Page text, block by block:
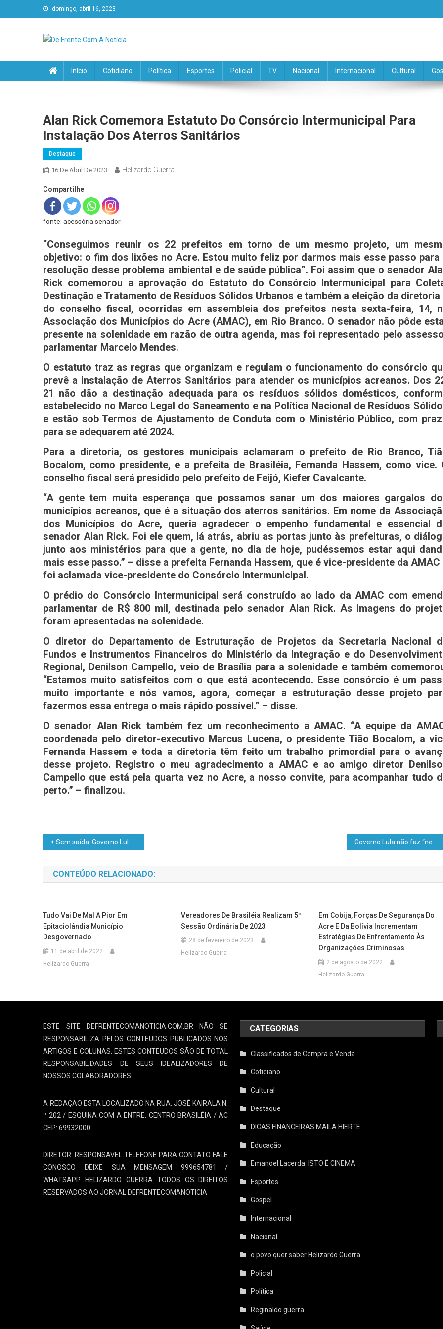
domingo, abril 16, 2023
De Frente Com A Notícia
Início Cotidiano Política Esportes Policial TV Nacional Internacional Cultural
Alan Rick Comemora Estatuto Do Consórcio Intermunicipal Para
Instalação Dos Aterros Sanitários
Destaque
16 De Abril De 2023 Helizardo Guerra
Compartilhe
fonte: acessória senador
“Conseguimos reunir os 22 prefeitos em torno de um mesmo projeto, um
objetivo: o fim dos lixões no Acre. Estou muito feliz por darmos mais esse passo para
resolução desse problema ambiental e de saúde pública”. Foi assim que o senador
Rick comemorou a aprovação do Estatuto do Consórcio Intermunicipal para
Destinação e Tratamento de Resíduos Sólidos Urbanos e também a eleição da diretoria
do conselho fiscal, ocorridas em assembleia dos prefeitos nesta sexta-feira, 14,
Associação dos Municípios do Acre (AMAC), em Rio Branco. O senador não pôde
presente na solenidade em razão de outra agenda, mas foi representado pelo
parlamentar Marcelo Mendes.
O estatuto traz as regras que organizam e regulam o funcionamento do consórcio
prevê a instalação de Aterros Sanitários para atender os municípios acreanos. Dos
21 não dão a destinação adequada para os resíduos sólidos domésticos,
estabelecido no Marco Legal do Saneamento e na Política Nacional de Resíduos
e estão sob Termos de Ajustamento de Conduta com o Ministério Público, com
para se adequarem até 2024.
Para a diretoria, os gestores municipais aclamaram o prefeito de Rio Branco,
Bocalom, como presidente, e a prefeita de Brasiléia, Fernanda Hassem, como vice.
conselho fiscal será presidido pelo prefeito de Feijó, Kiefer Cavalcante.
“A gente tem muita esperança que possamos sanar um dos maiores gargalos
municípios acreanos, que é a situação dos aterros sanitários. Em nome da
dos Municípios do Acre, queria agradecer o empenho fundamental e essencial
senador Alan Rick. Foi ele quem, lá atrás, abriu as portas junto às prefeituras, o
junto aos ministérios para que a gente, no dia de hoje, pudéssemos estar aqui
mais esse passo.” – disse a prefeita Fernanda Hassem, que é vice-presidente da AMAC
foi aclamada vice-presidente do Consórcio Intermunicipal.
O prédio do Consórcio Intermunicipal será construído ao lado da AMAC com
parlamentar de R$ 800 mil, destinada pelo senador Alan Rick. As imagens do
foram apresentadas na solenidade.
O diretor do Departamento de Estruturação de Projetos da Secretaria Nacional
Fundos e Instrumentos Financeiros do Ministério da Integração e do
Regional, Denilson Campello, veio de Brasília para a solenidade e também
“Estamos muito satisfeitos com o que está acontecendo. Esse consórcio é um
muito importante e nós vamos, agora, começar a estruturação desse projeto
fazermos essa entrega o mais rápido possível.” – disse.
O senador Alan Rick também fez um reconhecimento a AMAC. “A equipe da
coordenada pelo diretor-executivo Marcus Lucena, o presidente Tião Bocalom, a
Fernanda Hassem e toda a diretoria têm feito um trabalho primordial para o
desse projeto. Registro o meu agradecimento a AMAC e ao amigo diretor
Campello que está pela quarta vez no Acre, a nosso convite, para acompanhar tudo
perto.” – finalizou.
Sem saída: Governo Lula alega que não manda imagens do 8 de janeiro porque são grandes e presidente da CPI/DF dispara: “tenho HD externo gigante”;
CONTEÚDO RELACIONADO:
Tudo Vai De Mal A Pior Em
Epitaciolândia Município
Desgovernado
11 de abril de 2022
Helizardo Guerra
Vereadores De Brasiléia Realizam 5º
Sessão Ordinária De 2023
28 de fevereiro de 2023
Helizardo Guerra
Em Cobija, Forças De Segurança Do
Acre E Da Bolívia Incrementam
Estratégias De Enfrentamento Às
Organizações Criminosas
2 de agosto de 2022
Helizardo Guerra
ESTE SITE DEFRENTECOMANOTICIA.COM.BR NÃO SE
RESPONSABILIZA PELOS CONTEUDOS PUBLICADOS NOS
ARTIGOS E COLUNAS. ESTES CONTEUDOS SÃO DE TOTAL
RESPONSABILIDADES DE SEUS IDEALIZADORES DE
NOSSOS COLABORADORES.
A REDAÇAO ESTA LOCALIZADO NA RUA: JOSÉ KAIRALA N.
º 202 / ESQUINA COM A ENTRE. CENTRO BRASILÉIA / AC
CEP: 69932000
DIRETOR: RESPONSAVEL TELEFONE PARA CONTATO FALE
CONOSCO DEIXE SUA MENSAGEM 999654781 /
WHATSAPP HELIZARDO GUERRA TODOS OS DIREITOS
RESERVADOS AO JORNAL DEFRENTECOMANOTICIA
CATEGORIAS
Classificados de Compra e Venda
Cotidiano
Cultural
Destaque
DICAS FINANCEIRAS MAILA HIERTE
Educação
Emanoel Lacerda: ISTO É CINEMA
Esportes
Gospel
Internacional
Nacional
o povo quer saber Helizardo Guerra
Policial
Política
Reginaldo guerra